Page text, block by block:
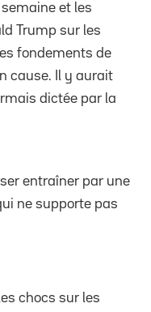
et les
Trump sur les
fondements de
cause. Il y aurait
dictée par la
entraîner par une
ne supporte pas
chocs sur les